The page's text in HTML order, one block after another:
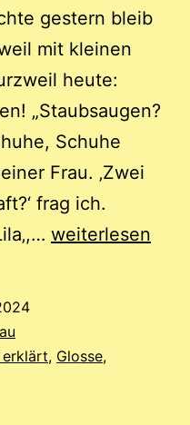
gestern bleib
mit kleinen
heute:
„Staubsaugen?
Schuhe
Frau. ‚Zwei
frag ich.
Mann
vs
weiterlesen
erklärt, Glosse,